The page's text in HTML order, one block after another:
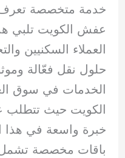
خدمة متخصصة
عفش الكويت تلبي
العملاء السكنيين
حلول نقل فعّالة
الخدمات في سوق
الكويت حيث تتطلب
خبرة واسعة في هذا
باقات مخصصة تشمل